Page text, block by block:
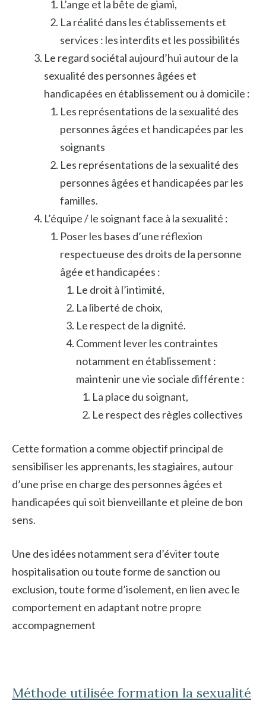
L’ange et la bête de giami,
La réalité dans les établissements et
services : les interdits et les possibilités
Le regard sociétal aujourd’hui autour de la
sexualité des personnes âgées et
handicapées en établissement ou à domicile :
Les représentations de la sexualité des
personnes âgées et handicapées par les
soignants
Les représentations de la sexualité des
personnes âgées et handicapées par les
familles.
L’équipe / le soignant face à la sexualité :
Poser les bases d’une réflexion
respectueuse des droits de la personne
âgée et handicapées :
Le droit à l’intimité,
La liberté de choix,
Le respect de la dignité.
Comment lever les contraintes
notamment en établissement :
maintenir une vie sociale différente :
La place du soignant,
Le respect des règles collectives
Cette formation a comme objectif principal de
sensibiliser les apprenants, les stagiaires, autour
d’une prise en charge des personnes âgées et
handicapées qui soit bienveillante et pleine de bon
sens.
Une des idées notamment sera d’éviter toute
hospitalisation ou toute forme de sanction ou
exclusion, toute forme d’isolement, en lien avec le
comportement en adaptant notre propre
accompagnement
Méthode utilisée formation la sexualité